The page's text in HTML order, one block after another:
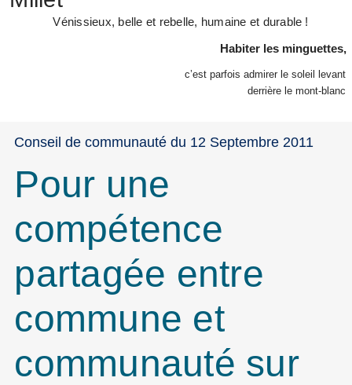
Vénissieux, belle et rebelle, humaine et durable !
Habiter les minguettes,
c’est parfois admirer le soleil levant
derrière le mont-blanc
Conseil de communauté du 12 Septembre 2011
Pour une
compétence
partagée entre
commune et
communauté sur